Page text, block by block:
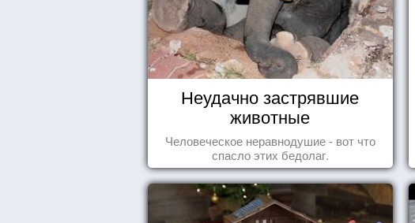
Неудачно застрявшие
животные
Человеческое неравнодушие - вот что
спасло этих бедолаг.